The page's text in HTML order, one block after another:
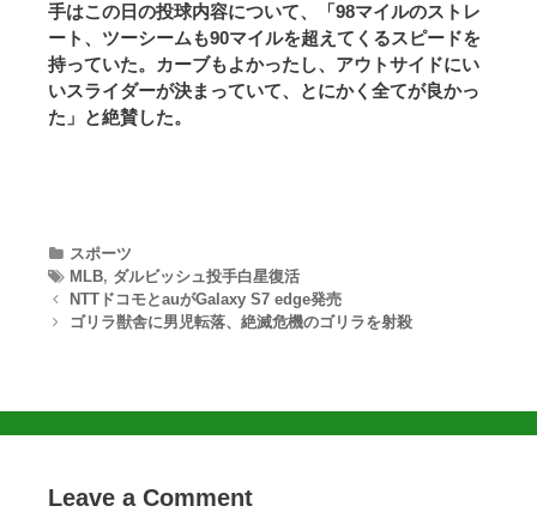
手はこの日の投球内容について、「98マイルのストレ
ート、ツーシームも90マイルを超えてくるスピードを
持っていた。カーブもよかったし、アウトサイドにい
いスライダーが決まっていて、とにかく全てが良かっ
た」と絶賛した。
Categories
スポーツ
Tags
MLB, ダルビッシュ投手白星復活
Post navigation
NTTドコモとauがGalaxy S7 edge発売
ゴリラ獣舎に男児転落、絶滅危機のゴリラを射殺
Leave a Comment